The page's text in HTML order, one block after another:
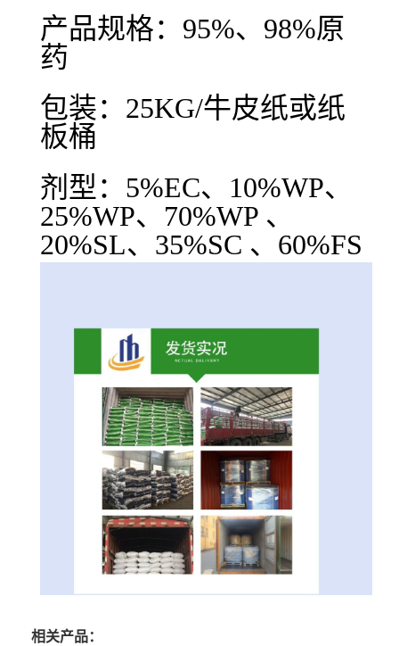
产品规格：95%、98%原
药
包装：25KG/牛皮纸或纸
板桶
剂型：5%EC、10%WP、
25%WP、70%WP 、
20%SL、35%SC 、60%FS
相关产品：